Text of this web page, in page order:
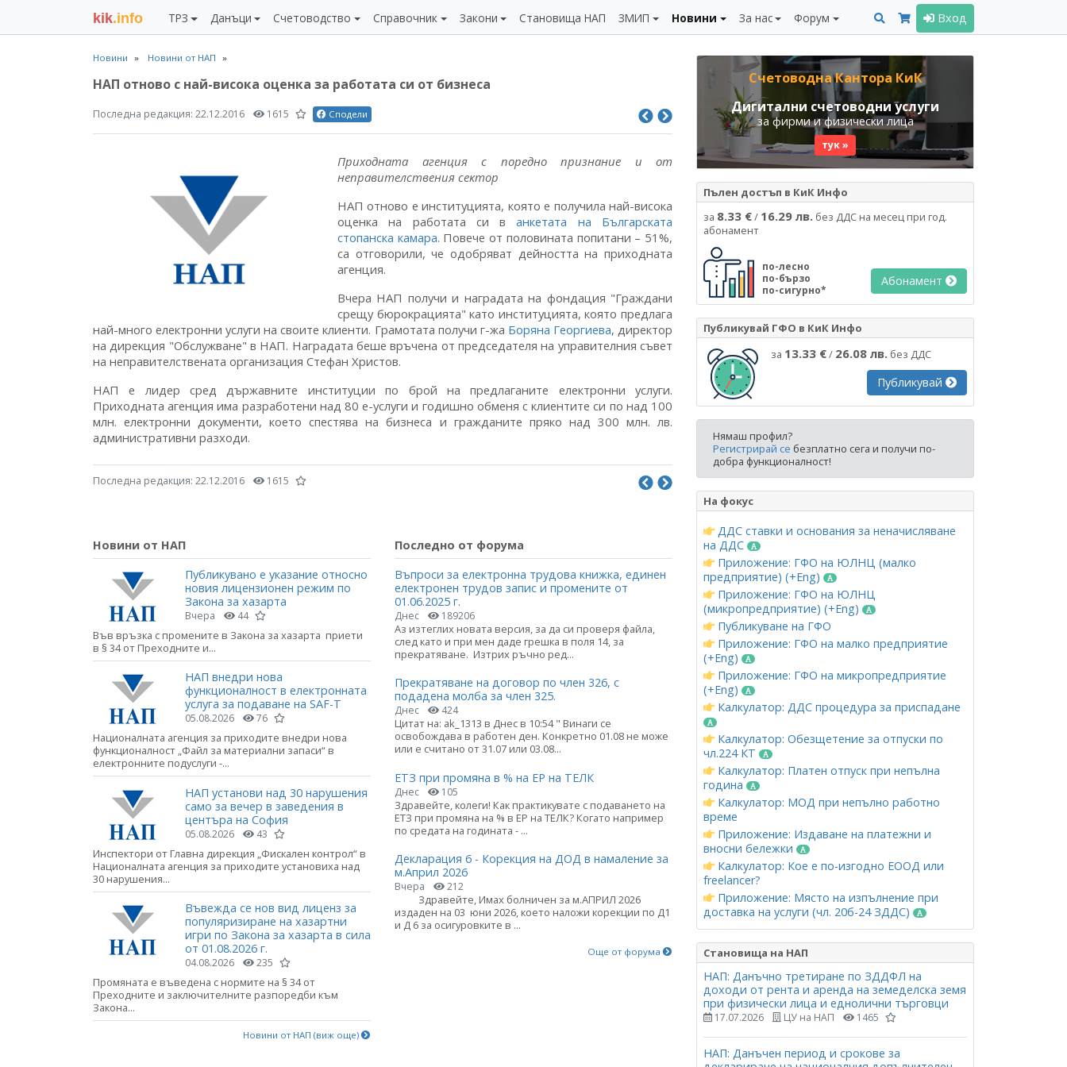
kik.info ТРЗ Данъци Счетоводство Справочник Закони Становища НАП ЗМИП Новини За нас Форум Вход
Новини Новини от НАП
НАП отново с най-висока оценка за работата си от бизнеса
Последна редакция: 22.12.2016 1615 Сподели
Приходната агенция с поредно признание и от
неправителствения сектор
НАП отново е институцията, която е получила най-висока
оценка на работата си ванкетата на Българската
стопанска камара. Повече от половината попитани – 51%,
са отговорили, че одобряват дейността на приходната
агенция.
Вчера НАП получи и наградата на фондация "Граждани
срещу бюрокрацията" като институцията, която предлага
най-много електронни услуги на своите клиенти. Грамотата получи г-жа Боряна Георгиева, директор
на дирекция "Обслужване" в НАП. Наградата беше връчена от председателя на управителния съвет
на неправителствената организация Стефан Христов.
НАП е лидер сред държавните институции по брой на предлаганите електронни услуги.
Приходната агенция има разработени над 80 е-услуги и годишно обменя с клиентите си по над 100
млн. електронни документи, което спестява на бизнеса и гражданите пряко над 300 млн. лв.
административни разходи.
Последна редакция: 22.12.2016 1615
Новини от НАП
Публикувано е указание относно
новия лицензионен режим по
Закона за хазарта
Вчера 44
Във връзка с промените в Закона за хазарта приети
в § 34 от Преходните и...
НАП внедри нова
функционалност в електронната
услуга за подаване на SAF-T
05.08.2026 76
Националната агенция за приходите внедри нова
функционалност „Файл за материални запаси“ в
електронните подуслуги -...
НАП установи над 30 нарушения
само за вечер в заведения в
центъра на София
05.08.2026 43
Инспектори от Главна дирекция „Фискален контрол“ в
Националната агенция за приходите установиха над
30 нарушения...
Въвежда се нов вид лиценз за
популяризиране на хазартни
игри по Закона за хазарта в сила
от 01.08.2026 г.
04.08.2026 235
Промяната е въведена с нормите на § 34 от
Преходните и заключителните разпоредби към
Закона...
Новини от НАП (виж още)
Последно от форума
Въпроси за електронна трудова книжка, единен
електронен трудов запис и промените от
01.06.2025 г.
Днес 189206
Аз изтеглих новата версия, за да си проверя файла,
след като и при мен даде грешка в поля 14, за
прекратяване. Изтрих ръчно ред...
Прекратяване на договор по член 326, с
подадена молба за член 325.
Днес 424
Цитат на: ak_1313 в Днес в 10:54 " Винаги се
освобождава в работен ден. Конкретно 01.08 не може
или е считано от 31.07 или 03.08...
ЕТЗ при промяна в % на ЕР на ТЕЛК
Днес 105
Здравейте, колеги! Как практикувате с подаването на
ЕТЗ при промяна на % в ЕР на ТЕЛК? Когато например
по средата на годината - ...
Декларация 6 - Корекция на ДОД в намаление за
м.Април 2026
Вчера 212
Здравейте, Имах болничен за м.АПРИЛ 2026
издаден на 03 юни 2026, което наложи корекции по Д1
и Д 6 за осигуровките в ...
Още от форума
Счетоводна Кантора КиК
Дигитални счетоводни услуги
за фирми и физически лица
тук »
Пълен достъп в КиК Инфо
за 8.33 €/ 16.29 лв. без ДДС на месец при год.
абонамент
по-лесно
по-бързо
по-сигурно*
Абонамент
Публикувай ГФО в КиК Инфо
за 13.33 €/ 26.08 лв. без ДДС
Публикувай
Нямаш профил?
Регистрирай се безплатно сега и получи по-
добра функционалност!
На фокус
ДДС ставки и основания за неначисляване
на ДДС
Приложение: ГФО на ЮЛНЦ (малко
предприятие) (+Eng)
Приложение: ГФО на ЮЛНЦ
(микропредприятие) (+Eng)
Публикуване на ГФО
Приложение: ГФО на малко предприятие
(+Eng)
Приложение: ГФО на микропредприятие
(+Eng)
Калкулатор: ДДС процедура за приспадане
Калкулатор: Обезщетение за отпуски по
чл.224 КТ
Калкулатор: Платен отпуск при непълна
година
Калкулатор: МОД при непълно работно
време
Приложение: Издаване на платежни и
вносни бележки
Калкулатор: Кое е по-изгодно ЕООД или
freelancer?
Приложение: Място на изпълнение при
доставка на услуги (чл. 20б-24 ЗДДС)
Становища на НАП
НАП: Данъчно третиране по ЗДДФЛ на
доходи от рента и аренда на земеделска земя
при физически лица и еднолични търговци
17.07.2026 ЦУ на НАП 1465
НАП: Данъчен период и срокове за